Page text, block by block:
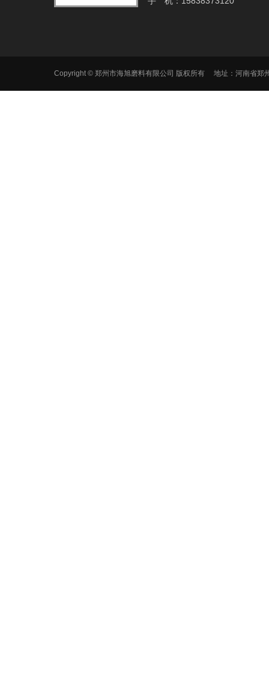
Copyright © 郑州市海旭磨料有限公司 版权所有 地址：河南省